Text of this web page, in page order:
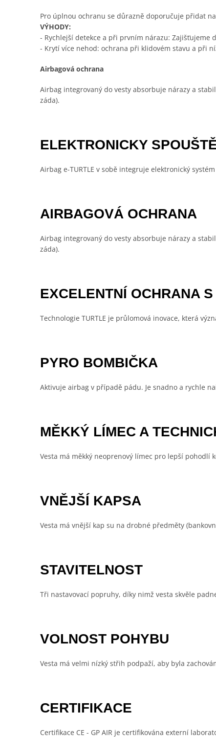
Pro úplnou ochranu se důrazně doporučuje přidat
VÝHODY:
- Rychlejší detekce a při prvním nárazu: Zajišťujeme
- Krytí více nehod: ochrana při klidovém stavu a při
Airbagová ochrana
Airbag integrovaný do vesty absorbuje nárazy a
záda).
ELEKTRONICKY
Airbag e-TURTLE v sobě integruje elektronický
AIRBAGOVÁ OCHRANA
Airbag integrovaný do vesty absorbuje nárazy a
záda).
EXCELENTNÍ OCHRANA
Technologie TURTLE je průlomová inovace, která
PYRO BOMBIČKA
Aktivuje airbag v případě pádu. Je snadno a rychle
MĚKKÝ LÍMEC A
Vesta má měkký neoprenový límec pro lepší pohodlí
VNĚJŠÍ KAPSA
Vesta má vnější kap su na drobné předměty
STAVITELNOST
Tři nastavovací popruhy, díky nimž vesta skvěle
VOLNOST POHYBU
Vesta má velmi nízký střih podpaží, aby byla
CERTIFIKACE
Certifikace CE - GP AIR je certifikována externí